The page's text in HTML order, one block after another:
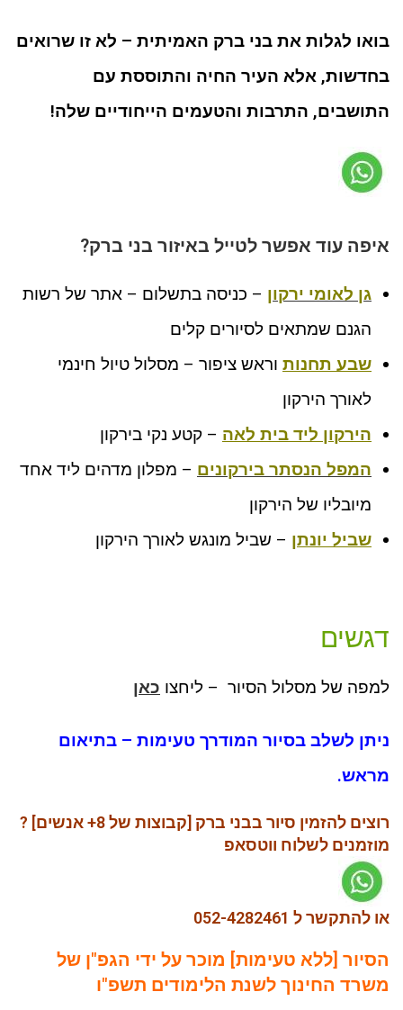
בואו לגלות את בני ברק האמיתית – לא זו שרואים
בחדשות, אלא העיר החיה והתוססת עם
התושבים, התרבות והטעמים הייחודיים שלה!
איפה עוד אפשר לטייל באיזור בני ברק?
גן לאומי ירקון – כניסה בתשלום – אתר של רשות
הגנם שמתאים לסיורים קלים
שבע תחנות וראש ציפור – מסלול טיול חינמי
לאורך הירקון
הירקון ליד בית לאה – קטע נקי בירקון
המפל הנסתר בירקונים – מפלון מדהים ליד אחד
מיובליו של הירקון
שביל יונתן – שביל מונגש לאורך הירקון
דגשים
למפה של מסלול הסיור – ליחצו כאן
ניתן לשלב בסיור המודרך טעימות – בתיאום
מראש.
רוצים להזמין סיור בבני ברק [קבוצות של 8+ אנשים] ?
מוזמנים לשלוח ווטסאפ
או להתקשר ל 052-4282461
הסיור [ללא טעימות] מוכר על ידי הגפ"ן של
משרד החינוך לשנת הלימודים תשפ"ו